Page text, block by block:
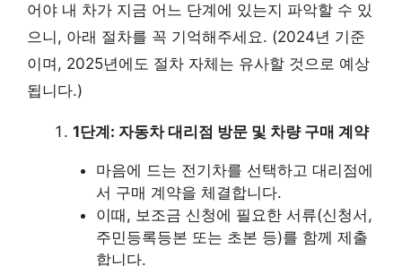
어야 내 차가 지금 어느 단계에 있는지 파악할 수 있
으니, 아래 절차를 꼭 기억해주세요. (2024년 기준
이며, 2025년에도 절차 자체는 유사할 것으로 예상
됩니다.)
1단계: 자동차 대리점 방문 및 차량 구매 계약
마음에 드는 전기차를 선택하고 대리점에
서 구매 계약을 체결합니다.
이때, 보조금 신청에 필요한 서류(신청서,
주민등록등본 또는 초본 등)를 함께 제출
합니다.